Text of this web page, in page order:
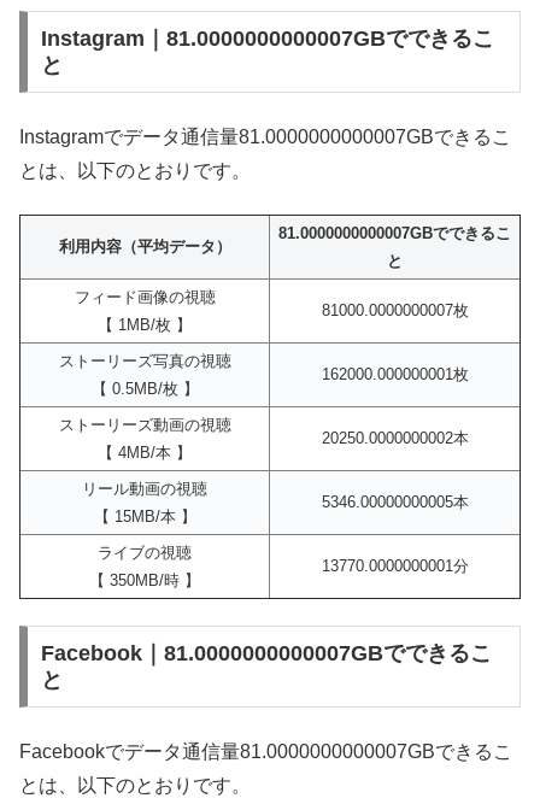
Instagram｜81.0000000000007GBでできるこ
と
Instagramでデータ通信量81.0000000000007GBできるこ
とは、以下のとおりです。
利用内容（平均データ）
81.0000000000007GBでできるこ
と
フィード画像の視聴
【 1MB/枚 】
81000.0000000007枚
ストーリーズ写真の視聴
【 0.5MB/枚 】
162000.000000001枚
ストーリーズ動画の視聴
【 4MB/本 】
20250.0000000002本
リール動画の視聴
【 15MB/本 】
5346.00000000005本
ライブの視聴
【 350MB/時 】
13770.0000000001分
Facebook｜81.0000000000007GBでできるこ
と
Facebookでデータ通信量81.0000000000007GBできるこ
とは、以下のとおりです。